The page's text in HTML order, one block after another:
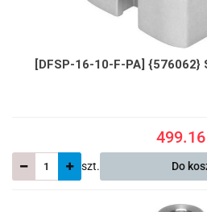
[DFSP-16-10-F-PA] {576062}
499.16
szt. Do